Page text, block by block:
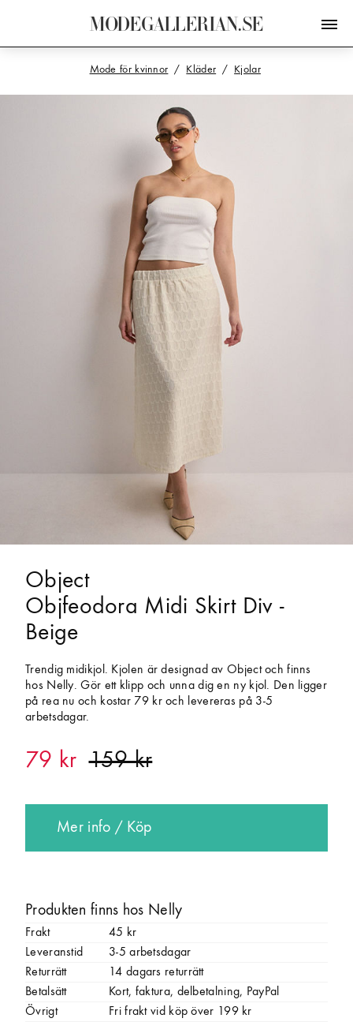
MODEGALLERIAN.SE
Mode för kvinnor Kläder Kjolar
Object
Objfeodora Midi Skirt Div -
Beige
Trendig midikjol. Kjolen är designad av Object och finns
hos Nelly. Gör ett klipp och unna dig en ny kjol. Den ligger
på rea nu och kostar 79 kr och levereras på 3-5
arbetsdagar.
79 kr
Mer info / Köp
Produkten finns hos Nelly
Frakt
45 kr
Leveranstid
3-5 arbetsdagar
Returrätt
14 dagars returrätt
Betalsätt
Kort, faktura, delbetalning, PayPal
Övrigt
Fri frakt vid köp över 199 kr